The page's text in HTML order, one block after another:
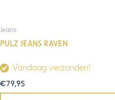
Jeans
PULZ JEANS RAVEN
Vandaag verzonden!
€79,95